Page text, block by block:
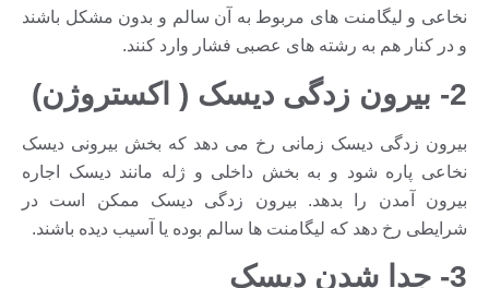
نخاعی و لیگامنت های مربوط به آن سالم و بدون مشکل باشند
و در کنار هم به رشته های عصبی فشار وارد کنند.
2- بیرون زدگی دیسک ( اکستروژن)
بیرون زدگی دیسک زمانی رخ می دهد که بخش بیرونی دیسک
نخاعی پاره شود و به بخش داخلی و ژله مانند دیسک اجاره
بیرون آمدن را بدهد. بیرون زدگی دیسک ممکن است در
شرایطی رخ دهد که لیگامنت ها سالم بوده یا آسیب دیده باشند.
3- جدا شدن دیسک